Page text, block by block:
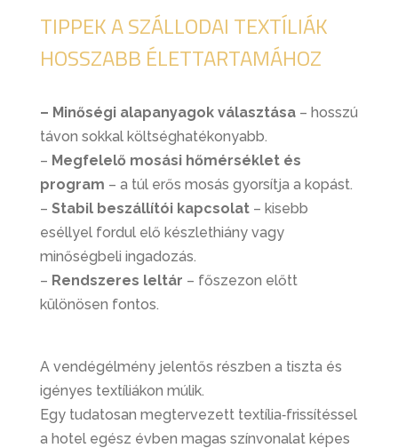
TIPPEK A SZÁLLODAI TEXTÍLIÁK
HOSSZABB ÉLETTARTAMÁHOZ
– Minőségi alapanyagok választása– hosszú
távon sokkal költséghatékonyabb.
– Megfelelő mosási hőmérséklet és
program – a túl erős mosás gyorsítja a kopást.
– Stabil beszállítói kapcsolat– kisebb
eséllyel fordul elő készlethiány vagy
minőségbeli ingadozás.
– Rendszeres leltár – főszezon előtt
különösen fontos.
A vendégélmény jelentős részben a tiszta és
igényes textíliákon múlik.
Egy tudatosan megtervezett textília‑frissítéssel
a hotel egész évben magas színvonalat képes